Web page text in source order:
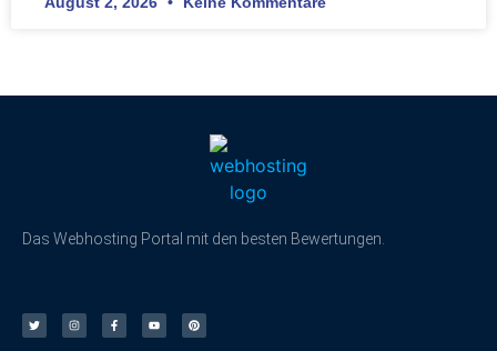
Das Webhosting Portal mit den besten Bewertungen.